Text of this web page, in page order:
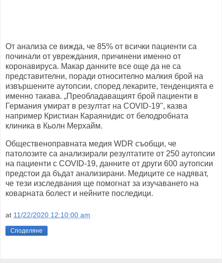
От анализа се вижда, че 85% от всички пациенти са
починали от увреждания, причинени именно от
коронавируса. Макар данните все още да не са
представителни, поради относително малкия брой на
извършените аутопсии, според лекарите, тенденцията е
именно такава. „Преобладаващият брой пациенти в
Германия умират в резултат на COVID-19", казва
например Кристиан Караянидис от белодробната
клиника в Кьолн Мерхайм.
Общественоправната медия WDR съобщи, че
патолозите са анализирали резултатите от 250 аутопсии
на пациенти с COVID-19, данните от други 600 аутопсии
предстои да бъдат анализирани. Медиците се надяват,
че тези изследвания ще помогнат за изучаването на
коварната болест и нейните последици.
at 11/22/2020 12:10:00 am
Споделяне